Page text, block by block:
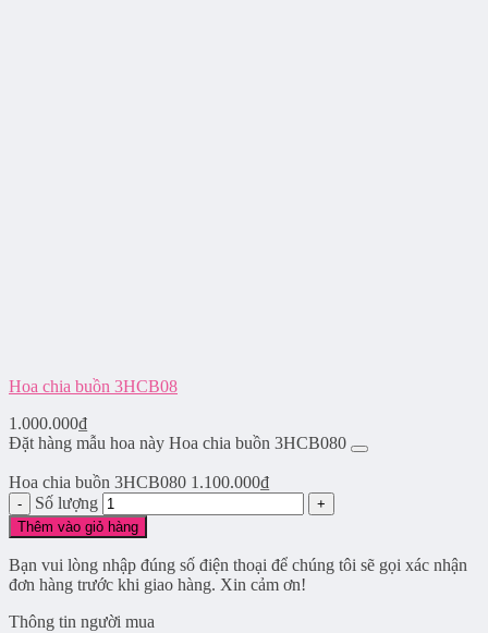
Hoa chia buồn 3HCB08
1.000.000₫
Đặt hàng mẫu hoa này Hoa chia buồn 3HCB080
Hoa chia buồn 3HCB080 1.100.000₫
Số lượng
Thêm vào giỏ hàng
Bạn vui lòng nhập đúng số điện thoại để chúng tôi sẽ gọi xác nhận
đơn hàng trước khi giao hàng. Xin cảm ơn!
Thông tin người mua